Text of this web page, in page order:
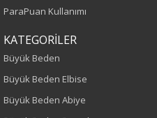
Sezon
Sonbahar-Kış
Yetişkin
ParaPuan Kullanımı
KATEGORİLER
Büyük Beden
Büyük Beden Elbise
Büyük Beden Abiye